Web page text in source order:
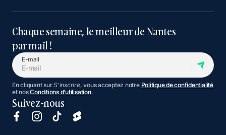
Chaque semaine, le meilleur de Nantes
par mail !
E-mail
En cliquant surS'inscrire, vous acceptez notre Politique de confidentialité
et nosConditions d’utilisation.
Suivez-nous